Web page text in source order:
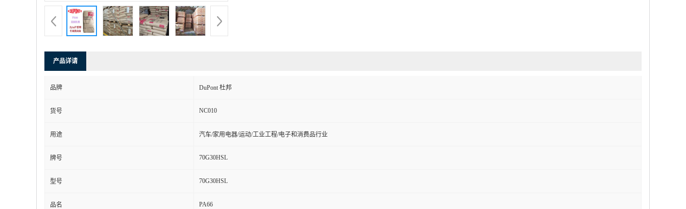
产品详请
品牌 DuPont 杜邦
货号 NC010
用途 汽车/家用电器/运动/工业工程/电子和消费品行业
牌号 70G30HSL
型号 70G30HSL
品名 PA66